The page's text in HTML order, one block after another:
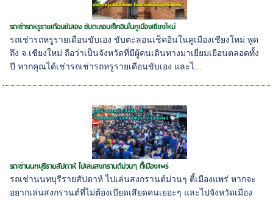
รถเช่ารถหรูรายเดือนขับเอง ขับตะลอนเช็คอินในคูเมืองเชียงใหม่
รถเช่ารถหรูรายเดือนขับเอง ขับตะลอนเช็คอินในคูเมืองเชียงใหม่ พูด
ถึง จ.เชียงใหม่ ถือว่าเป็นจังหวัดที่มีผู้คนเดินทางมาเยี่ยมเยือนตลอดทั้ง
ปี หากคุณได้เช่ารถเช่ารถหรูรายเดือนขับเอง และไ...
รถเช่านนทบุรีรายสัปดาห์ ไปเล่นสงกรานต์ม่วนๆ ตี้เมืองแพร่
รถเช่านนทบุรีรายสัปดาห์ ไปเล่นสงกรานต์ม่วนๆ ตี้เมืองแพร่ หากจะ
อยากเล่นสงกรานต์ที่ไม่ต้องเบียดเสียดคนเยอะๆ และไปจังหวัดเมือง